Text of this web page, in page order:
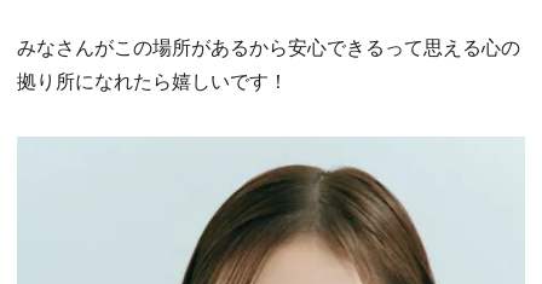
みなさんがこの場所があるから安心できるって思える心の
拠り所になれたら嬉しいです！